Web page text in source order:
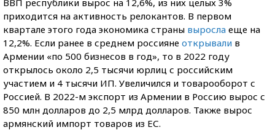
приходится на активность релокантов. В первом
квартале этого года экономика страны выросла еще на
12,2%. Если ранее в среднем россияне открывали в
Армении «по 500 бизнесов в год», то в 2022 году
открылось около 2,5 тысячи юрлиц с российским
участием и 4 тысячи ИП. Увеличился и товарооборот с
Россией. В 2022-м экспорт из Армении в Россию вырос с
850 млн долларов до 2,5 млрд долларов. Также вырос
армянский импорт товаров из ЕС.